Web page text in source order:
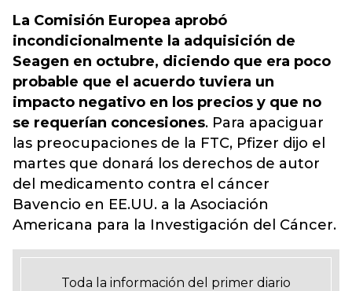
La Comisión Europea aprobó
incondicionalmente la adquisición de
Seagen en octubre, diciendo que era poco
probable que el acuerdo tuviera un
impacto negativo en los precios y que no
se requerían concesiones. Para apaciguar
las preocupaciones de la FTC, Pfizer dijo el
martes que donará los derechos de autor
del medicamento contra el cáncer
Bavencio en EE.UU. a la Asociación
Americana para la Investigación del Cáncer.
Toda la información del primer diario